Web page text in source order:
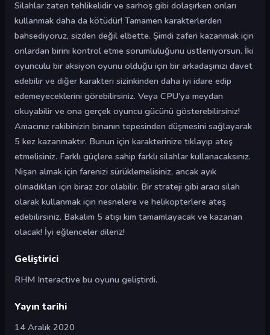
Silahlar zaten tehlikelidir ve sarhoş gibi dolaşırken onları
kullanmak daha da kötüdür! Tamamen karakterlerden
bahsediyoruz, sizden değil elbette. Şimdi zaferi kazanmak için
onlardan birini kontrol etme sorumluluğunu üstleniyorsun. İki
oyunculu bir aksiyon oyunu olduğu için bir arkadaşınızı davet
edebilir ve diğer karakteri sizinkinden daha iyi idare edip
edemeyeceklerini görebilirsiniz. Veya CPU’ya meydan
okuyabilir ve ona gerçek oyuncu gücünü gösterebilirsiniz!
Amacınız rakibinizin binanın tepesinden düşmesini sağlayarak
5 kez kazanmaktır. Bunun için karakterinize tıklayıp ateş
etmelisiniz. Farklı güçlere sahip farklı silahlar kullanacaksınız.
Nişan almak için farenizi sürüklemelisiniz, ancak ayık
olmadıkları için biraz zor olabilir. Bir strateji gibi aracı silah
olarak kullanmak için nesnelere ve helikopterlere ateş
edebilirsiniz. Bakalım 5 atışı kim tamamlayacak ve kazanan
olacak! İyi eğlenceler dileriz!
Geliştirici
RHM Interactive bu oyunu geliştirdi.
Yayın tarihi
14 Aralık 2020